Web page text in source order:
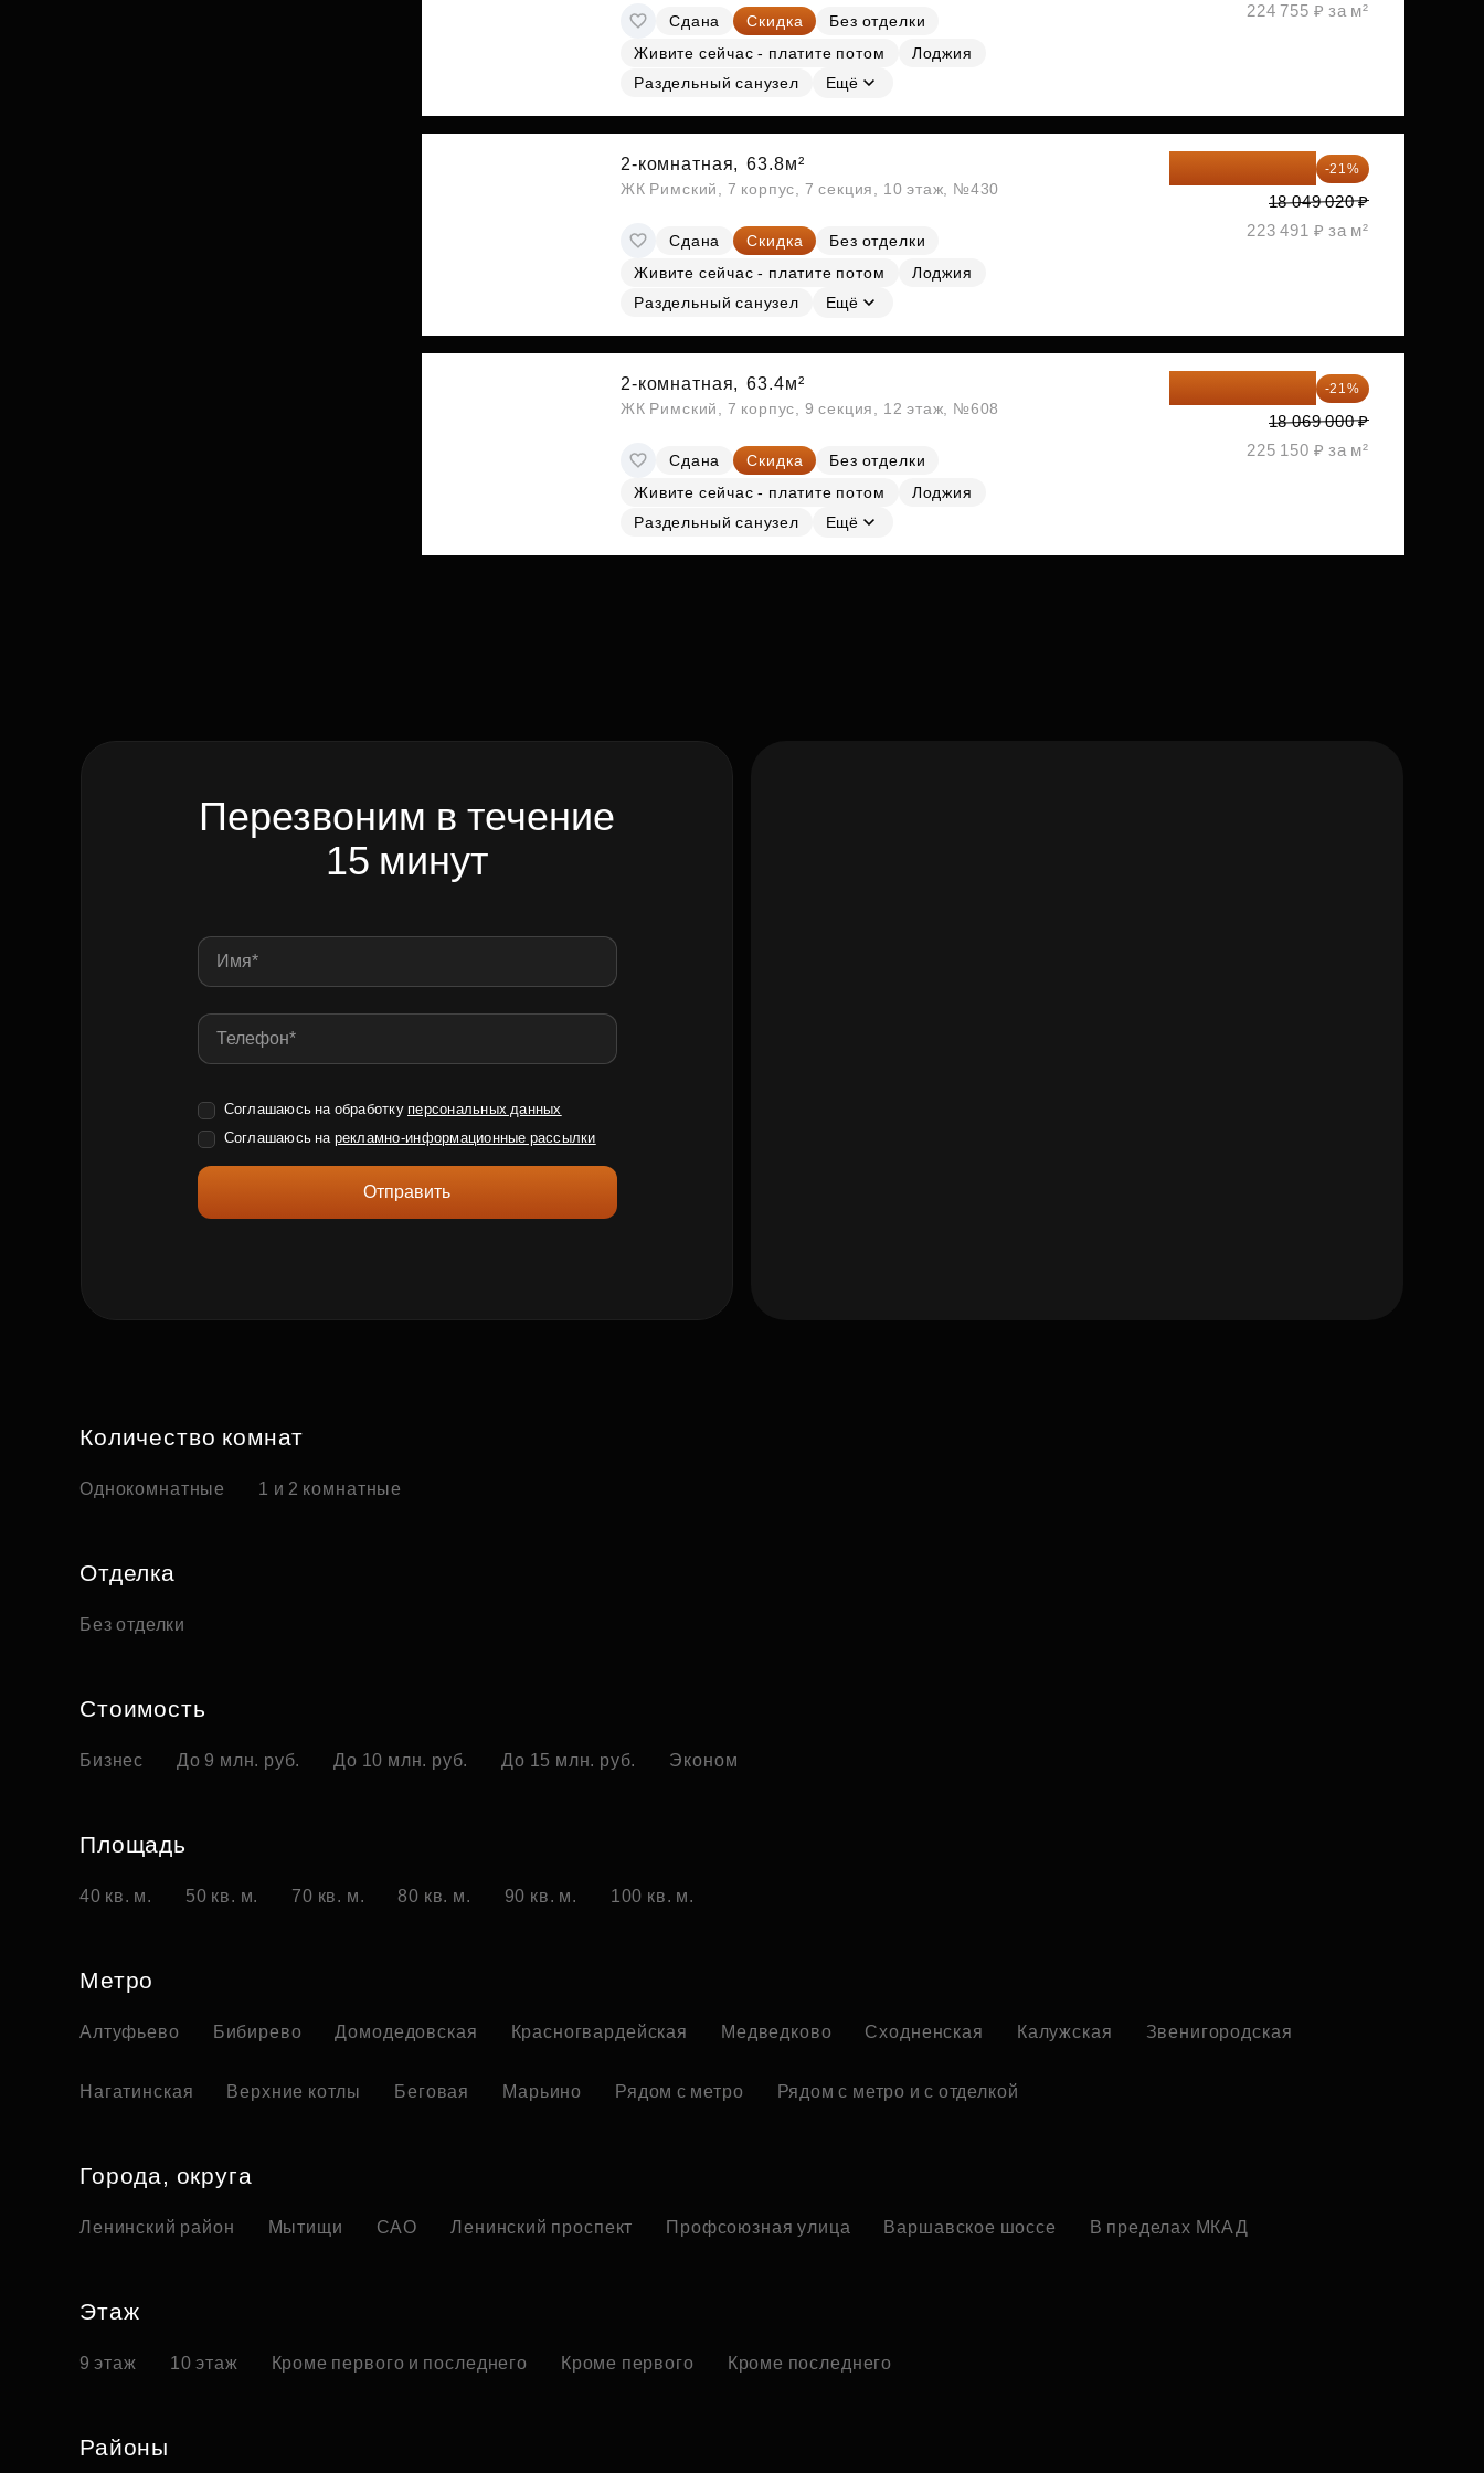
Сдана Скидка
Без отделки
Живите сейчас - платите потом
Лоджия
Раздельный санузел
Ещё
224 755 ₽ за м²
2-комнатная, 63.8м²
ЖК Римский, 7 корпус, 7 секция, 10 этаж, №430
Сдана Скидка
Без отделки
Живите сейчас - платите потом
Лоджия
Раздельный санузел
Ещё
-21%
18 049 020 ₽
223 491 ₽ за м²
2-комнатная, 63.4м²
ЖК Римский, 7 корпус, 9 секция, 12 этаж, №608
Сдана Скидка
Без отделки
Живите сейчас - платите потом
Лоджия
Раздельный санузел
Ещё
-21%
18 069 000 ₽
225 150 ₽ за м²
Перезвоним в течение
15 минут
Соглашаюсь на обработку персональных данных
Соглашаюсь на рекламно-информационные рассылки
Отправить
Количество комнат
Однокомнатные 1 и 2 комнатные
Отделка
Без отделки
Стоимость
Бизнес До 9 млн. руб. До 10 млн. руб. До 15 млн. руб. Эконом
Площадь
40 кв. м. 50 кв. м. 70 кв. м. 80 кв. м. 90 кв. м. 100 кв. м.
Метро
Алтуфьево Бибирево Домодедовская Красногвардейская Медведково Сходненская Калужская Звенигородская
Нагатинская Верхние котлы Беговая Марьино Рядом с метро Рядом с метро и с отделкой
Города, округа
Ленинский район Мытищи САО Ленинский проспект Профсоюзная улица Варшавское шоссе В пределах МКАД
Этаж
9 этаж 10 этаж Кроме первого и последнего Кроме первого Кроме последнего
Районы